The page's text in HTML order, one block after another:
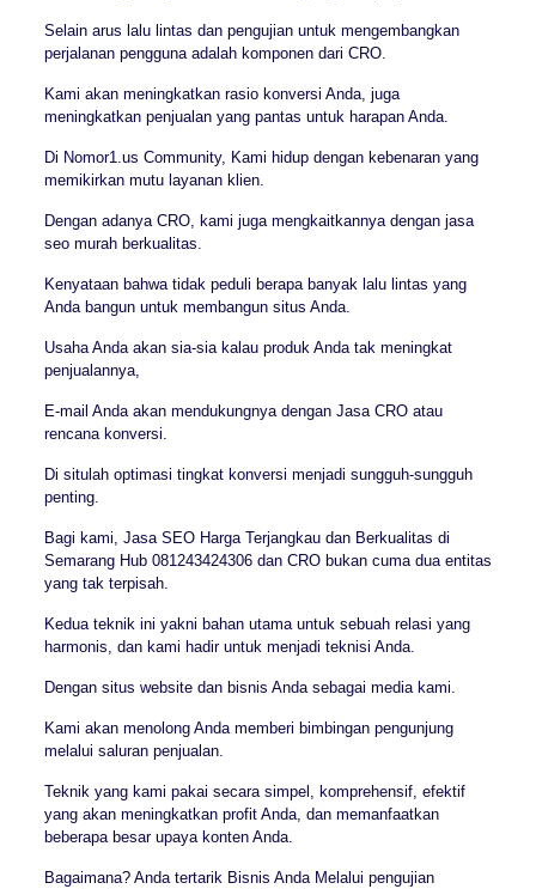
Selain arus lalu lintas dan pengujian untuk mengembangkan
perjalanan pengguna adalah komponen dari CRO.
Kami akan meningkatkan rasio konversi Anda, juga
meningkatkan penjualan yang pantas untuk harapan Anda.
Di Nomor1.us Community, Kami hidup dengan kebenaran yang
memikirkan mutu layanan klien.
Dengan adanya CRO, kami juga mengkaitkannya dengan jasa
seo murah berkualitas.
Kenyataan bahwa tidak peduli berapa banyak lalu lintas yang
Anda bangun untuk membangun situs Anda.
Usaha Anda akan sia-sia kalau produk Anda tak meningkat
penjualannya,
E-mail Anda akan mendukungnya dengan Jasa CRO atau
rencana konversi.
Di situlah optimasi tingkat konversi menjadi sungguh-sungguh
penting.
Bagi kami, Jasa SEO Harga Terjangkau dan Berkualitas di
Semarang Hub 081243424306 dan CRO bukan cuma dua entitas
yang tak terpisah.
Kedua teknik ini yakni bahan utama untuk sebuah relasi yang
harmonis, dan kami hadir untuk menjadi teknisi Anda.
Dengan situs website dan bisnis Anda sebagai media kami.
Kami akan menolong Anda memberi bimbingan pengunjung
melalui saluran penjualan.
Teknik yang kami pakai secara simpel, komprehensif, efektif
yang akan meningkatkan profit Anda, dan memanfaatkan
beberapa besar upaya konten Anda.
Bagaimana? Anda tertarik Bisnis Anda Melalui pengujian